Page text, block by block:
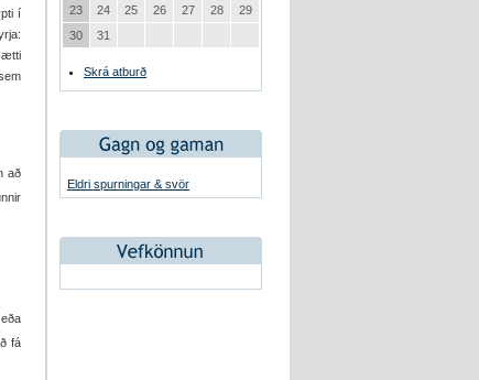
í
ætti
að
fá
23
24 25 26 27 28
29
30
31
Skrá atburð
Eldri spurningar & svör